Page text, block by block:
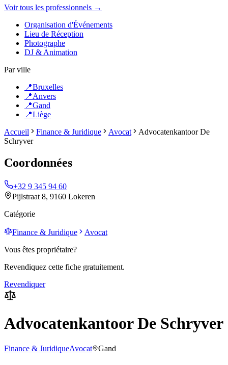
Voir tous les professionnels →
Organisation d'Événements
Lieu de Réception
Photographe
DJ & Animation
Par ville
📍Bruxelles
📍Anvers
📍Gand
📍Liège
Accueil
Finance & Juridique Avocat
Advocatenkantoor De
Schryver
Coordonnées
+32 9 345 94 60
Pijlstraat 8, 9160 Lokeren
Catégorie
Finance & Juridique
Avocat
Vous êtes propriétaire?
Revendiquez cette fiche gratuitement.
Revendiquer
Advocatenkantoor De Schryver
Finance & JuridiqueAvocat Gand